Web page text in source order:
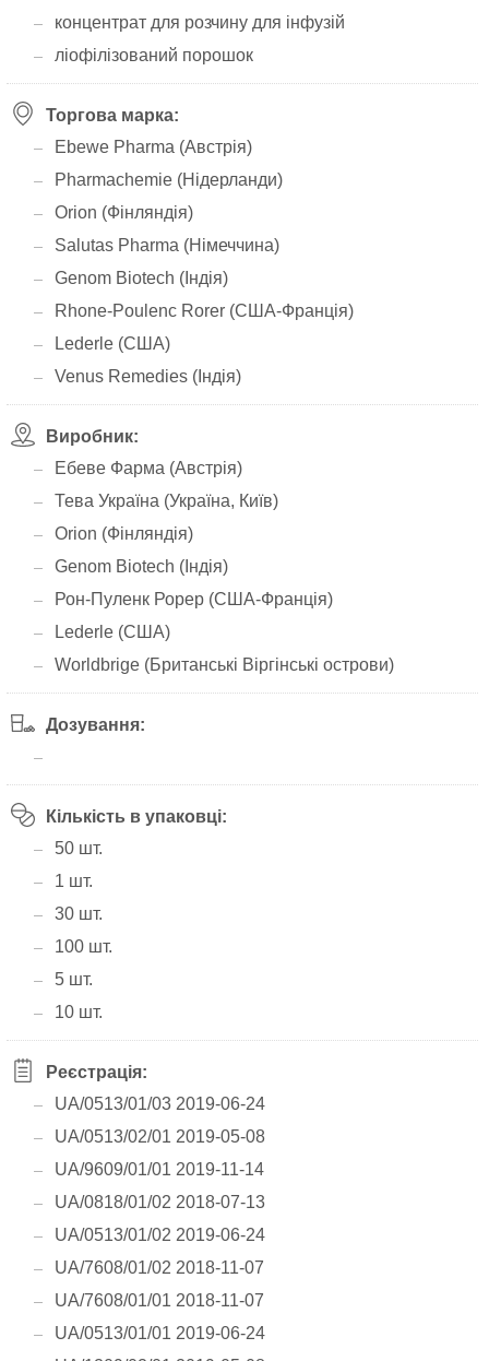
концентрат для розчину для інфузій
ліофілізований порошок
Торгова марка:
Ebewe Pharma (Австрія)
Pharmachemie (Нідерланди)
Orion (Фінляндія)
Salutas Pharma (Німеччина)
Genom Biotech (Індія)
Rhone-Poulenc Rorer (США-Франція)
Lederle (США)
Venus Remedies (Індія)
Виробник:
Ебеве Фарма (Австрія)
Тева Україна (Україна, Київ)
Orion (Фінляндія)
Genom Biotech (Індія)
Рон-Пуленк Рорер (США-Франція)
Lederle (США)
Worldbrige (Британські Віргінські острови)
Дозування:
Кількість в упаковці:
50 шт.
1 шт.
30 шт.
100 шт.
5 шт.
10 шт.
Реєстрація:
UA/0513/01/03 2019-06-24
UA/0513/02/01 2019-05-08
UA/9609/01/01 2019-11-14
UA/0818/01/02 2018-07-13
UA/0513/01/02 2019-06-24
UA/7608/01/02 2018-11-07
UA/7608/01/01 2018-11-07
UA/0513/01/01 2019-06-24